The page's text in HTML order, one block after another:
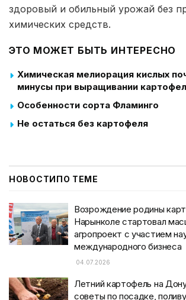
здоровый и обильный урожай без
химических средств.
ЭТО МОЖЕТ БЫТЬ ИНТЕРЕСНО
Химическая мелиорация кислых
минусы при выращивании
Особенности сорта Фламинго
Не остаться без картофеля
НОВОСТИПО ТЕМЕ
Возрождение родины
Нарынколе стартовал
агропроект с участием
международного бизнеса
04.07.2026
Летний картофель на
советы по посадке,